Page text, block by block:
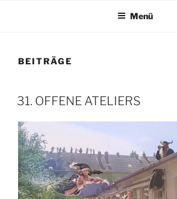
Menü
BEITRÄGE
VERÖFFENTLICHT
AM
31. OFFENE ATELIERS